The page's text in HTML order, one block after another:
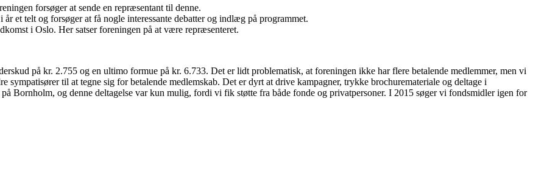
forsøger at sende en repræsentant til denne.
et telt og forsøger at få nogle interessante debatter og indlæg på programmet.
i Oslo. Her satser foreningen på at være repræsenteret.
på kr. 2.755 og en ultimo formue på kr. 6.733. Det er lidt problematisk, at foreningen ikke har flere betalende medlemmer, men vi
sympatisører til at tegne sig for betalende medlemskab. Det er dyrt at drive kampagner, trykke brochuremateriale og deltage i
Bornholm, og denne deltagelse var kun mulig, fordi vi fik støtte fra både fonde og privatpersoner. I 2015 søger vi fondsmidler igen for